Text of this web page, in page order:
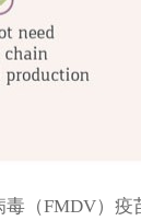
毒（FMDV）